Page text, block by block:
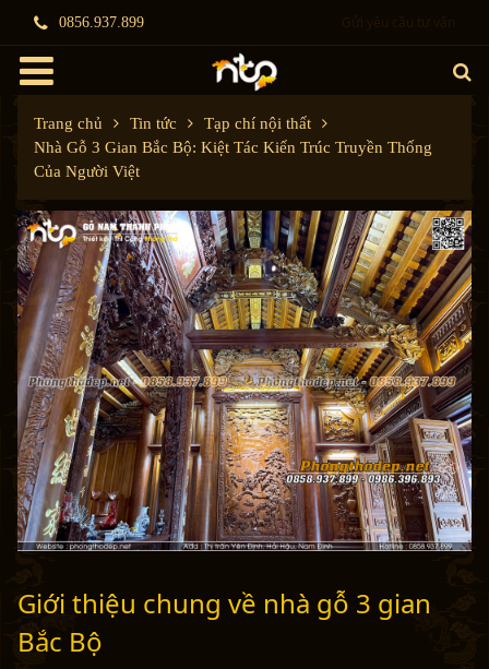
0856.937.899
Trang chủ Tin tức
Tạp chí nội thất
Nhà Gỗ 3 Gian Bắc Bộ: Kiệt Tác Kiến Trúc Truyền Thống
Của Người Việt
Giới thiệu chung về nhà gỗ 3 gian
Bắc Bộ